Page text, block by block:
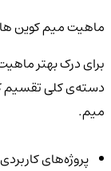
ماهیت میم کوین ها و
برای درک بهتر ماهیت
دسته‌ی کلی تقسیم
میم.